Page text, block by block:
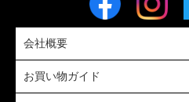
会社概要
お買い物ガイド